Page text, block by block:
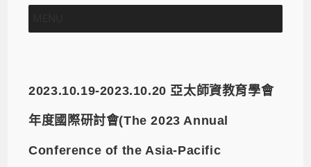
2023.10.19-2023.10.20 亞太師資教育學會
年度國際研討會(The 2023 Annual
Conference of the Asia-Pacific